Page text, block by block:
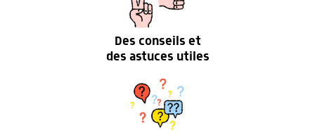
Des conseils et
des astuces utiles